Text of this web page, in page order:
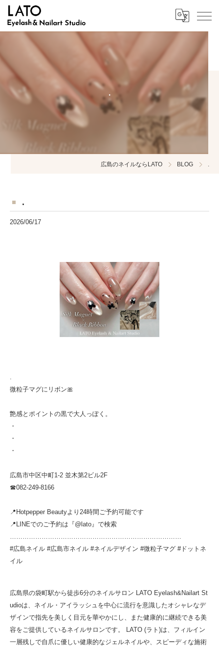
.
広島のネイルならLATO BLOG
.
2026/06/17
.
微粒子マグにリボン🎀
艶感とポイントの黒で大人っぽく。
・
・
・
広島市中区中町1-2 並木第2ビル2F
☎︎082-249-8166
📍Hotpepper Beautyより24時間ご予約可能です
📍LINEでのご予約は『@lato』で検索
………………………………………………………………………
#広島ネイル #広島市ネイル #ネイルデザイン #微粒子マグ #ドットネ
イル
広島県の袋町駅から徒歩6分のネイルサロン LATO Eyelash&Nailart St
udioは、ネイル・アイラッシュを中心に流行を意識したオシャレなデ
ザインで指先を美しく目元を華やかにし、また健康的に継続できる美
容をご提供しているネイルサロンです。 LATO (ラト)は、フィルイン
一層残しで自爪に優しい健康的なジェルネイルや、スピーディな施術